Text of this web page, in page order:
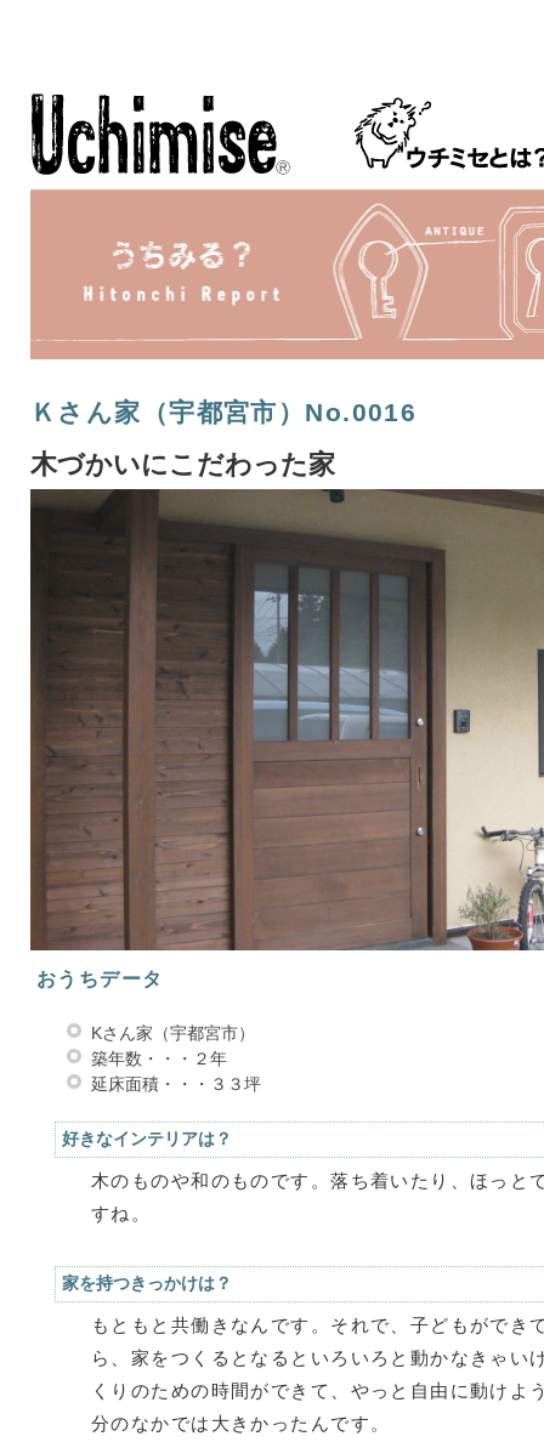
Ｋさん家（宇都宮市）No.0016
木づかいにこだわった家
おうちデータ
Kさん家（宇都宮市）
築年数・・・２年
延床面積・・・３３坪
好きなインテリアは？
木のものや和のものです。落ち着いたり、ほっと
すね。
家を持つきっかけは？
もともと共働きなんです。それで、子どもができ
ら、家をつくるとなるといろいろと動かなきゃい
くりのための時間ができて、やっと自由に動けよ
分のなかでは大きかったんです。